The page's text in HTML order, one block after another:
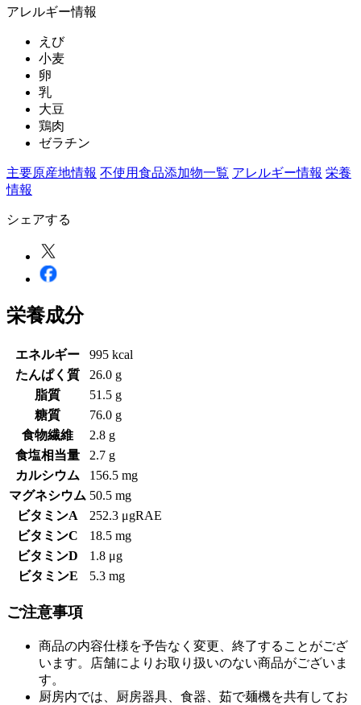
アレルギー情報
えび
小麦
卵
乳
大豆
鶏肉
ゼラチン
主要原産地情報 不使用食品添加物一覧 アレルギー情報 栄養
情報
シェアする
栄養成分
エネルギー
995 kcal
たんぱく質
26.0 g
脂質
51.5 g
糖質
76.0 g
食物繊維
2.8 g
食塩相当量
2.7 g
カルシウム
156.5 mg
マグネシウム 50.5 mg
ビタミンA
252.3 μgRAE
ビタミンC
18.5 mg
ビタミンD
1.8 μg
ビタミンE
5.3 mg
ご注意事項
商品の内容仕様を予告なく変更、終了することがござ
います。店舗によりお取り扱いのない商品がございま
す。
厨房内では、厨房器具、食器、茹で麺機を共有してお